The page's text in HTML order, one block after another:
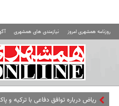
روزنامه همشهری امروز نیازمندی های همشهری
ریاض درباره توافق دفاعی با ترکیه و